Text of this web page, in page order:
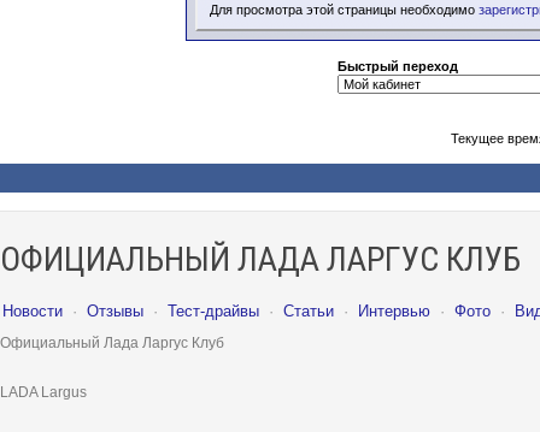
Для просмотра этой страницы необходимо
Быстрый переход
Текущее
ОФИЦИАЛЬНЫЙ ЛАДА ЛАРГУС КЛУБ
Новости · Отзывы · Тест-драйвы · Статьи · Интервью · Фото ·
Официальный Лада Ларгус Клуб
LADA Largus